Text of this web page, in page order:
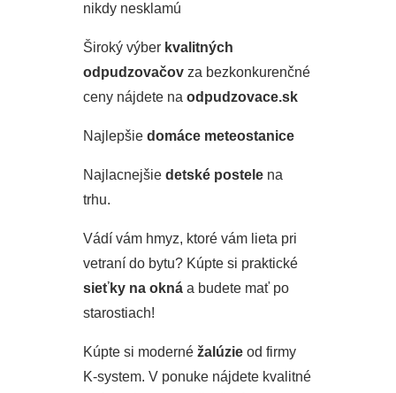
nikdy nesklamú
Široký výber kvalitných
odpudzovačov za bezkonkurenčné
ceny nájdete na odpudzovace.sk
Najlepšie domáce meteostanice
Najlacnejšie detské postele na
trhu.
Vádí vám hmyz, ktoré vám lieta pri
vetraní do bytu? Kúpte si praktické
sieťky na okná a budete mať po
starostiach!
Kúpte si moderné žalúzie od firmy
K-system. V ponuke nájdete kvalitné